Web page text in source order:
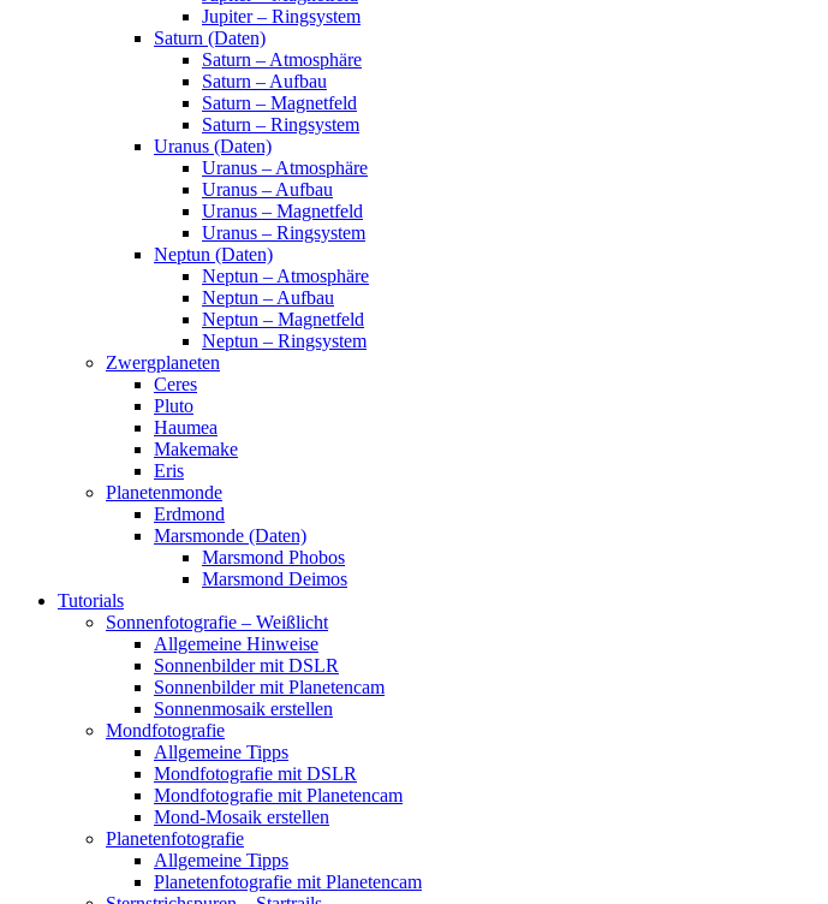
Jupiter – Ringsystem
Saturn (Daten)
Saturn – Atmosphäre
Saturn – Aufbau
Saturn – Magnetfeld
Saturn – Ringsystem
Uranus (Daten)
Uranus – Atmosphäre
Uranus – Aufbau
Uranus – Magnetfeld
Uranus – Ringsystem
Neptun (Daten)
Neptun – Atmosphäre
Neptun – Aufbau
Neptun – Magnetfeld
Neptun – Ringsystem
Zwergplaneten
Ceres
Pluto
Haumea
Makemake
Eris
Planetenmonde
Erdmond
Marsmonde (Daten)
Marsmond Phobos
Marsmond Deimos
Tutorials
Sonnenfotografie – Weißlicht
Allgemeine Hinweise
Sonnenbilder mit DSLR
Sonnenbilder mit Planetencam
Sonnenmosaik erstellen
Mondfotografie
Allgemeine Tipps
Mondfotografie mit DSLR
Mondfotografie mit Planetencam
Mond-Mosaik erstellen
Planetenfotografie
Allgemeine Tipps
Planetenfotografie mit Planetencam